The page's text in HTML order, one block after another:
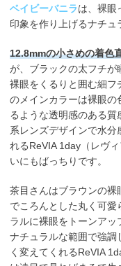
ベイビーバニラは、裸眼
印象を作り上げるナチュ
12.8mmの小さめの着色
が、ブラックの太フチが
裸眼をくるりと囲む細フ
のメインカラーは裸眼の
るような透明感のある
系レンズデザインで水分
れるReVIA 1day（レヴ
いにもばっちりです。
茶目さんはブラウンの裸
でころんとした丸く可愛
ラルに裸眼をトーンア
ナチュラルな範囲で強調
く変えてくれるReVIA